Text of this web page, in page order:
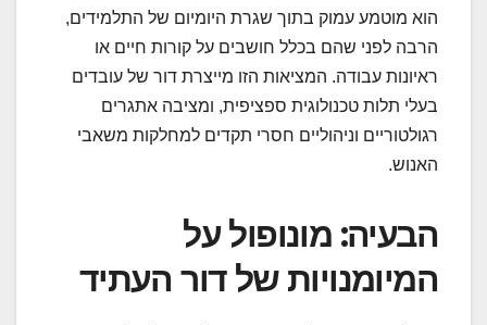
הוא מוטמע עמוק בתוך שגרת היומיום של התלמידים,
הרבה לפני שהם בכלל חושבים על קורות חיים או
ראיונות עבודה. המציאות הזו מייצרת דור של עובדים
בעלי תלות טכנולוגית ספציפית, ומציבה אתגרים
רגולטוריים וניהוליים חסרי תקדים למחלקות משאבי
האנוש.
הבעיה: מונופול על
המיומנויות של דור העתיד